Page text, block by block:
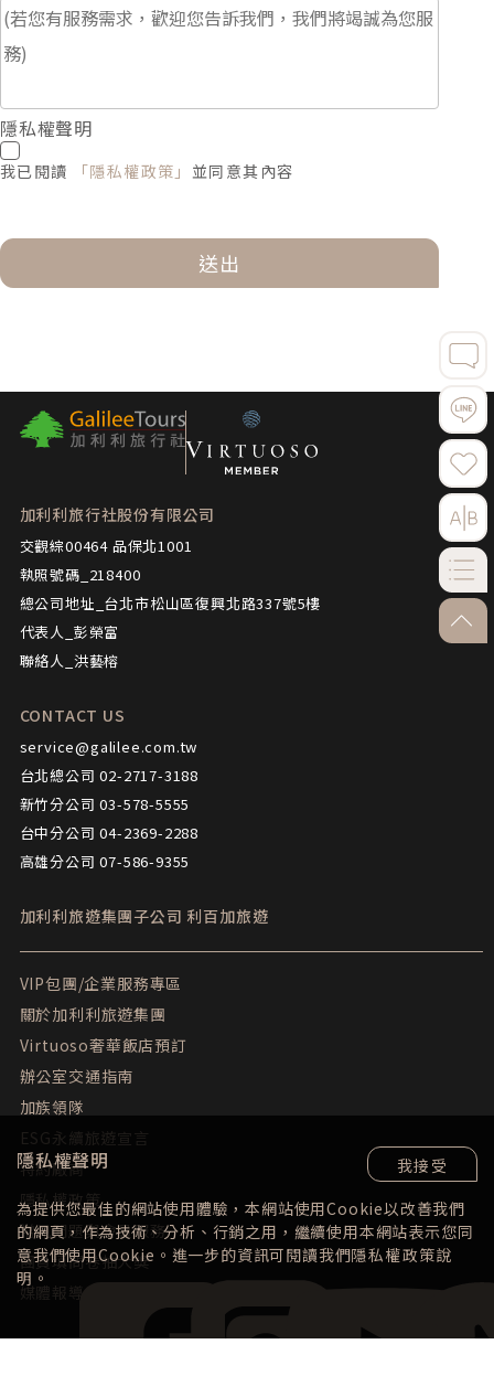
隱私權聲明
我已閱讀 「隱私權政策」 並同意其內容
送出
隱私權聲明
為提供您最佳的網站使用體驗，本網站使用Cookie以改善我們
的網頁，作為技術、分析、行銷之用，繼續使用本網站表示您同
意我們使用Cookie。進一步的資訊可閱讀我們隱私權政策說
明。
我接受
go-
加利利旅行社股份有限公司
交觀綜00464 品保北1001
執照號碼_218400
總公司地址_台北市松山區復興北路337號5樓
代表人_彭榮富
聯絡人_洪藝榕
CONTACT US
service@galilee.com.tw
台北總公司 02-2717-3188
新竹分公司 03-578-5555
台中分公司 04-2369-2288
高雄分公司 07-586-9355
加利利旅遊集團子公司 利百加旅遊
VIP包團/企業服務專區
關於加利利旅遊集團
Virtuoso奢華飯店預訂
辦公室交通指南
加族領隊
ESG永續旅遊宣言
特約廠商
隱私權政策
常見問題與會員服務
團員填問卷抽大獎
媒體報導